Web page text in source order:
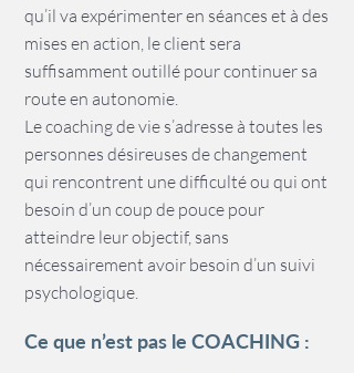
qu’il va expérimenter en séances et à des
mises en action, le client sera
suffisamment outillé pour continuer sa
route en autonomie.
Le coaching de vie s’adresse à toutes les
personnes désireuses de changement
qui rencontrent une difficulté ou qui ont
besoin d’un coup de pouce pour
atteindre leur objectif, sans
nécessairement avoir besoin d’un suivi
psychologique.
Ce que n’est pas le COACHING :